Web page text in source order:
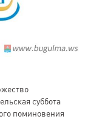
суббота
поминовения